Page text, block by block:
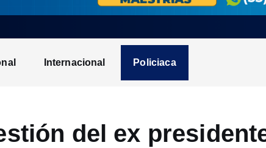
Internacional Policiaca
del ex